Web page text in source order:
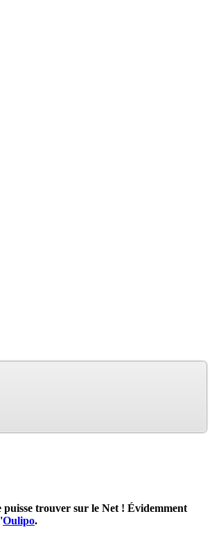
puisse trouver sur le Net ! Évidemment
Oulipo.